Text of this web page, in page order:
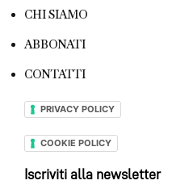
CHI SIAMO
ABBONATI
CONTATTI
PRIVACY POLICY
COOKIE POLICY
Iscriviti alla newsletter